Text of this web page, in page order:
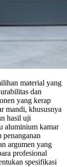
material yang
dan
yang kerap
mandi, khususnya
hasil uji
aluminium kamar
penanganan
argumen yang
profesional
spesifikasi